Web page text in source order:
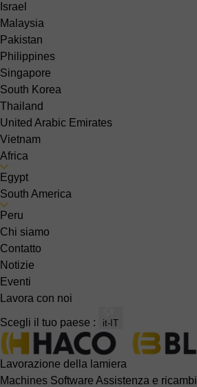
Israel
Malaysia
Pakistan
Philippines
Singapore
South Korea
Thailand
United Arabic Emirates
Vietnam
Africa
Egypt
South America
Peru
Chi siamo
Contatto
Notizie
Eventi
Lavora con noi
Scegli il tuo paese : it-IT
Lavorazione della lamiera
Machines Software Assistenza e ricambi